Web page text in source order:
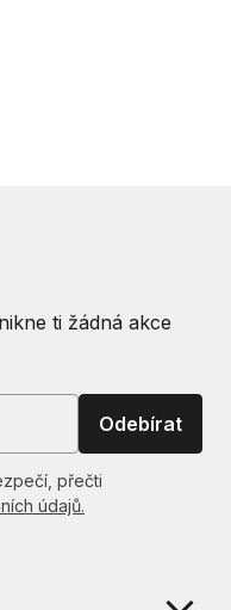
ti žádná akce
Odebírat
přečti
údajů.